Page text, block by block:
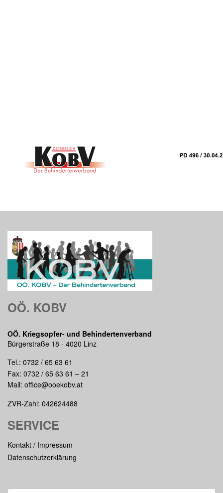
OÖ. KOBV
OÖ. Kriegsopfer- und Behindertenverband
Bürgerstraße 18 - 4020 Linz
Tel.: 0732 / 65 63 61
Fax: 0732 / 65 63 61 – 21
Mail: office@ooekobv.at
ZVR-Zahl: 042624488
SERVICE
Kontakt / Impressum
Datenschutzerklärung